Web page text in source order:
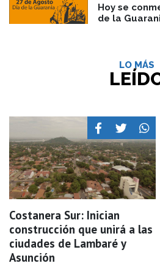
Hoy se
de la
LO MÁS
Costanera Sur: Inician
construcción que unirá a las
ciudades de Lambaré y
Asunción